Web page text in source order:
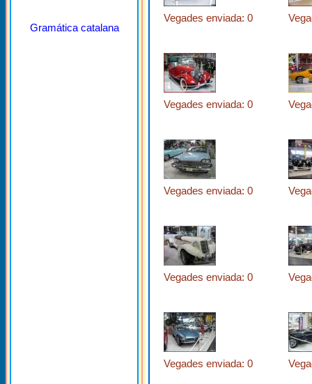
Gramática catalana
Vegades enviada: 0
Vegades enviada: 0
Vegades enviada: 0
Vegades enviada: 0
Vegades enviada: 0